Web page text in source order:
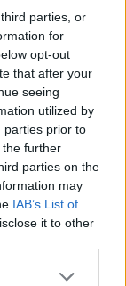
parties, or
for
opt-out
that after your
seeing
utilized by
parties prior to
further
parties on the
may
IAB’s List of
it to other
Parigi,
Parma,